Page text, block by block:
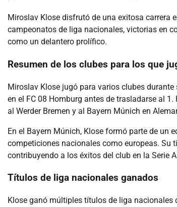
Miroslav Klose disfrutó de una exitosa carrera
campeonatos de liga nacionales, victorias en
como un delantero prolífico.
Resumen de los clubes para los que
Miroslav Klose jugó para varios clubes
en el FC 08 Homburg antes de trasladarse al
al Werder Bremen y al Bayern Múnich en
En el Bayern Múnich, Klose formó parte de un
competiciones nacionales como europeas. Su
contribuyendo a los éxitos del club en la Serie
Títulos de liga nacionales ganados
Klose ganó múltiples títulos de liga nacionales